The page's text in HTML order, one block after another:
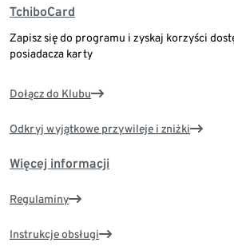
TchiboCard
Zapisz się do programu i zyskaj korzyści
posiadacza karty
Dołącz do Klubu
Odkryj wyjątkowe przywileje i zniżki
Więcej informacji
Regulaminy
Instrukcje obsługi